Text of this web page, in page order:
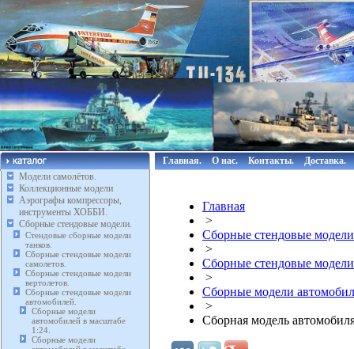
Модели самолётов.
Коллекционные модели
Аэрографы компрессоры,
инструменты ХОББИ.
Сборные стендовые модели.
Стендовые сборные модели
танков.
Сборные стендовые модели
самолетов.
Сборные стендовые модели
вертолетов.
Сборные стендовые модели
автомобилей.
Сборные модели
автомобилей в масштабе
1:24.
Сборные модели
Главная. О нас. Контакты. Доставка.
Главная
>
Сборные стендовые
>
Сборные стендовые
>
Сборные модели
>
Сборная модель